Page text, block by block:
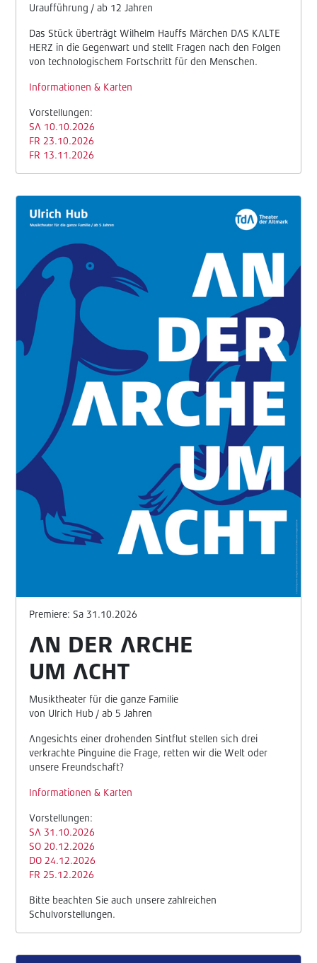
Uraufführung / ab 12 Jahren
Das Stück überträgt Wilhelm Hauffs Märchen DAS KALTE
HERZ in die Gegenwart und stellt Fragen nach den Folgen
von technologischem Fortschritt für den Menschen.
Informationen & Karten
Vorstellungen:
SA 10.10.2026
FR 23.10.2026
FR 13.11.2026
Premiere: Sa 31.10.2026
AN DER ARCHE
UM ACHT
Musiktheater für die ganze Familie
von Ulrich Hub / ab 5 Jahren
Angesichts einer drohenden Sintflut stellen sich drei
verkrachte Pinguine die Frage, retten wir die Welt oder
unsere Freundschaft?
Informationen & Karten
Vorstellungen:
SA 31.10.2026
SO 20.12.2026
DO 24.12.2026
FR 25.12.2026
Bitte beachten Sie auch unsere zahlreichen
Schulvorstellungen.